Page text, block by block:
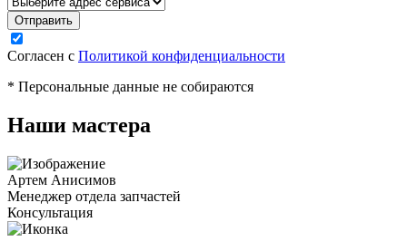
Согласен с Политикой конфиденциальности
* Персональные данные не собираются
Наши мастера
Артем Анисимов
Менеджер отдела запчастей
Консультация